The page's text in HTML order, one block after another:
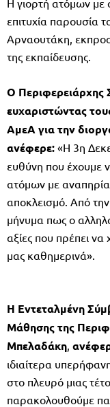
επιτυχία παρουσία
Αρναουτάκη,
της εκπαίδευσης.
Ο Περιφερειάρχης
ευχαριστώντας
ΑμεΑ για την
ανέφερε: «Η 3η
ευθύνη που έχουμε
ατόμων με
αποκλεισμό. Από
μήνυμα πως ο
αξίες που πρέπει
μας καθημερινά».
Η Εντεταλμένη
Μάθησης της
Μπελαδάκη
ιδιαίτερα
στο πλευρό μιας
παρακολουθούμε